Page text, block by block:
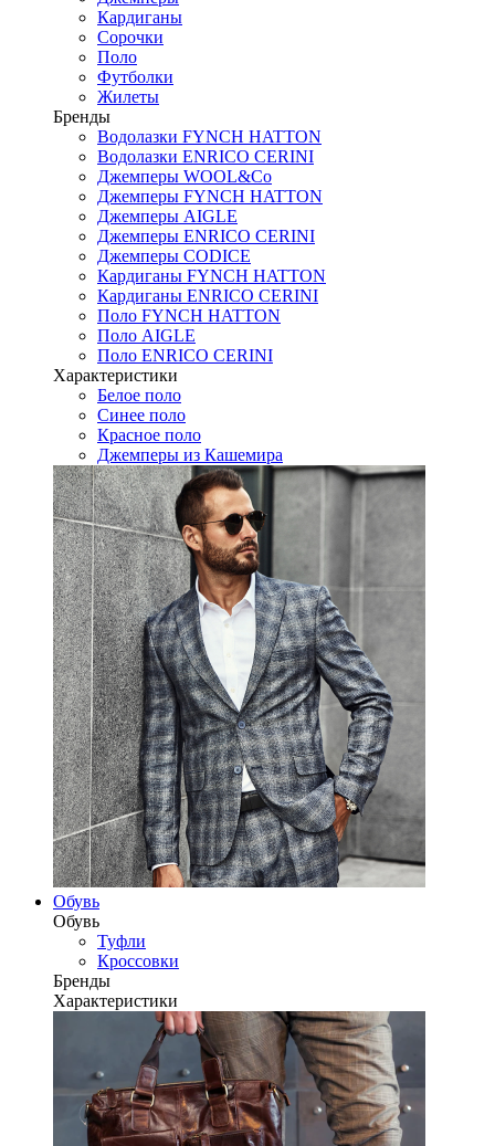
Кардиганы
Сорочки
Поло
Футболки
Жилеты
Бренды
Водолазки FYNCH HATTON
Водолазки ENRICO CERINI
Джемперы WOOL&Co
Джемперы FYNCH HATTON
Джемперы AIGLE
Джемперы ENRICO CERINI
Джемперы CODICE
Кардиганы FYNCH HATTON
Кардиганы ENRICO CERINI
Поло FYNCH HATTON
Поло AIGLE
Поло ENRICO CERINI
Характеристики
Белое поло
Синее поло
Красное поло
Джемперы из Кашемира
Обувь
Обувь
Туфли
Кроссовки
Бренды
Характеристики